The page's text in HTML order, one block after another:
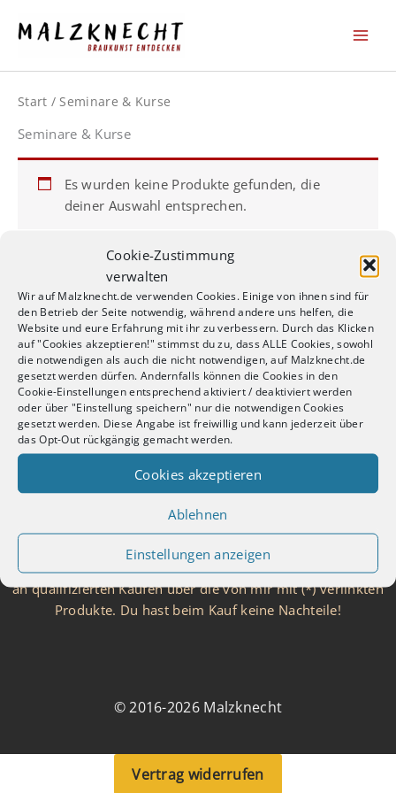
Cookie-Zustimmung
verwalten
Wir auf Malzknecht.de verwenden Cookies. Einige von ihnen sind für
den Betrieb der Seite notwendig, während andere uns helfen, die
Website und eure Erfahrung mit ihr zu verbessern. Durch das Klicken
auf "Cookies akzeptieren!" stimmst du zu, dass ALLE Cookies, sowohl
die notwendigen als auch die nicht notwendigen, auf Malzknecht.de
gesetzt werden dürfen. Andernfalls können die Cookies in den
Cookie-Einstellungen entsprechend aktiviert / deaktiviert werden
oder über "Einstellung speichern" nur die notwendigen Cookies
gesetzt werden. Diese Angabe ist freiwillig und kann jederzeit über
das Opt-Out rückgängig gemacht werden.
Cookies akzeptieren
Ablehnen
Einstellungen anzeigen
Inhalt
Start / Seminare & Kurse
Seminare & Kurse
Es wurden keine Produkte gefunden, die
deiner Auswahl entsprechen.
AGB / Terms of Service
Datenschutzerklärung / Privacy Policy
Widerrufsbelehrung
Impressum
Kontakt
Cookie-Richtlinie
Haftungsausschluss für Preise
FAQ
Grounding
Als Amazon, Brauen.de und TradeTracker Partner verdiene ich
an qualifizierten Käufen über die von mir mit (*) verlinkten
Produkte. Du hast beim Kauf keine Nachteile!
© 2016-2026 Malzknecht
Vertrag widerrufen